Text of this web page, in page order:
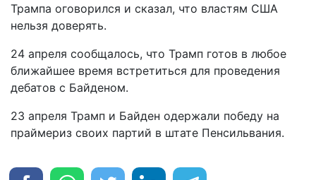
Трампа оговорился и сказал, что властям США
нельзя доверять.
24 апреля сообщалось, что Трамп готов в любое
ближайшее время встретиться для проведения
дебатов с Байденом.
23 апреля Трамп и Байден одержали победу на
праймериз своих партий в штате Пенсильвания.